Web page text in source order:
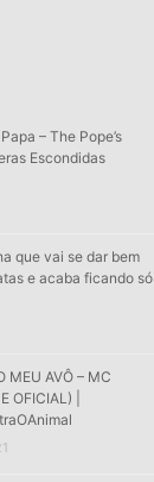
– The Pope’s
Escondidas
que vai se dar bem
e acaba ficando só
MEU AVÔ – MC
OFICIAL) |